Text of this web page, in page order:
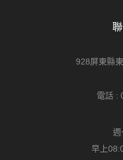
928屏東縣
電話 :
週
早上